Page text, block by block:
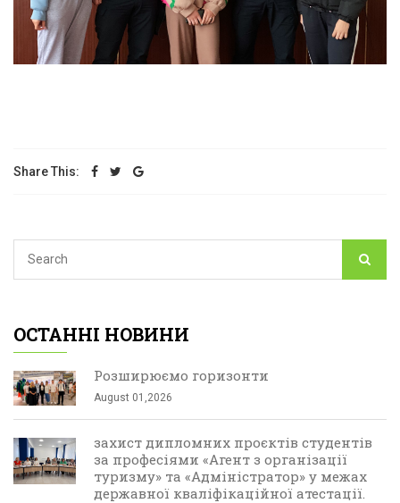
Share This:
ОСТАННІ НОВИНИ
Розширюємо горизонти
August 01,2026
захист дипломних проєктів студентів
за професіями «Агент з організації
туризму» та «Адміністратор» у межах
державної кваліфікаційної атестації.